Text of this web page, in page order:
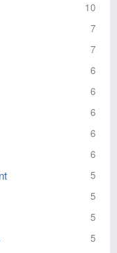
10
7
7
6
6
6
6
6
5
5
5
5